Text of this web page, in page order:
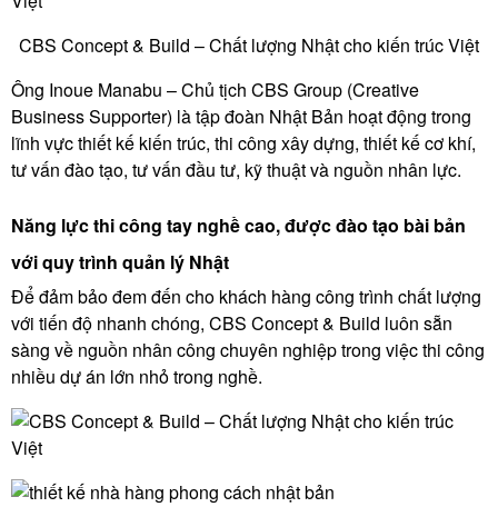
CBS Concept & Build – Chất lượng Nhật cho kiến trúc Việt
Ông Inoue Manabu – Chủ tịch CBS Group (Creative
Business Supporter) là tập đoàn Nhật Bản hoạt động trong
lĩnh vực thiết kế kiến trúc, thi công xây dựng, thiết kế cơ khí,
tư vấn đào tạo, tư vấn đầu tư, kỹ thuật và nguồn nhân lực.
Năng lực thi công tay nghề cao, được đào tạo bài bản
với quy trình quản lý Nhật
Để đảm bảo đem đến cho khách hàng công trình chất lượng
với tiến độ nhanh chóng, CBS Concept & Build luôn sẵn
sàng về nguồn nhân công chuyên nghiệp trong việc thi công
nhiều dự án lớn nhỏ trong nghề.